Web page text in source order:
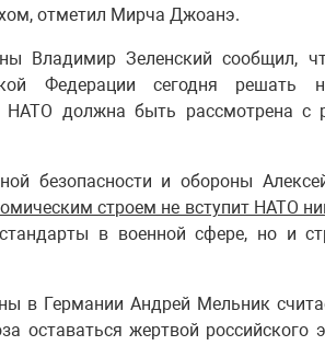
отметил Мирча Джоанэ.
Владимир Зеленский сообщил,
Федерации сегодня решать
НАТО должна быть рассмотрена с
безопасности и обороны
строем не вступит НАТО
в военной сфере, но и
в Германии Андрей Мельник
оставаться жертвой российского